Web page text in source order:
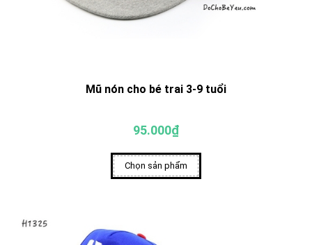
Mũ nón cho bé trai 3-9 tuổi
95.000₫
Chọn sản phẩm